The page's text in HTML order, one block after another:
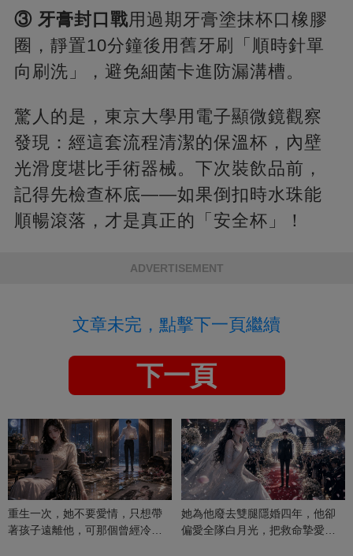
​③ 牙膏封口戰​​用過期牙膏塗抹杯口橡膠
圈，靜置10分鐘後用舊牙刷「順時針單
向刷洗」，避免細菌卡進防漏溝槽。
驚人的是，東京大學用電子顯微鏡觀察
發現：經這套流程清潔的保溫杯，內壁
光滑度堪比手術器械。下次裝飲品前，
記得先檢查杯底——如果倒扣時水珠能
順暢滾落，才是真正的「安全杯」！
ADVERTISEMENT
文章未完，點擊下一頁繼續
下一頁
重生一次，她不要愛情，只想帶
著孩子遠離他，可那個曾經冷漠
她為他廢去雙腿隱婚四年，他卻
偏愛全隊白月光，把救命摯愛當